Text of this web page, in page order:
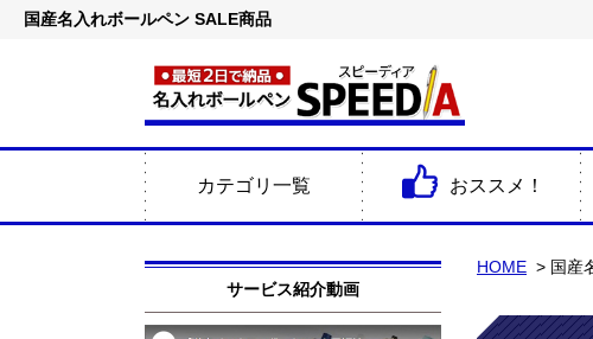
国産名入れボールペン SALE商品
カテゴリ一覧 おススメ！
サービス紹介動画
HOME 国産